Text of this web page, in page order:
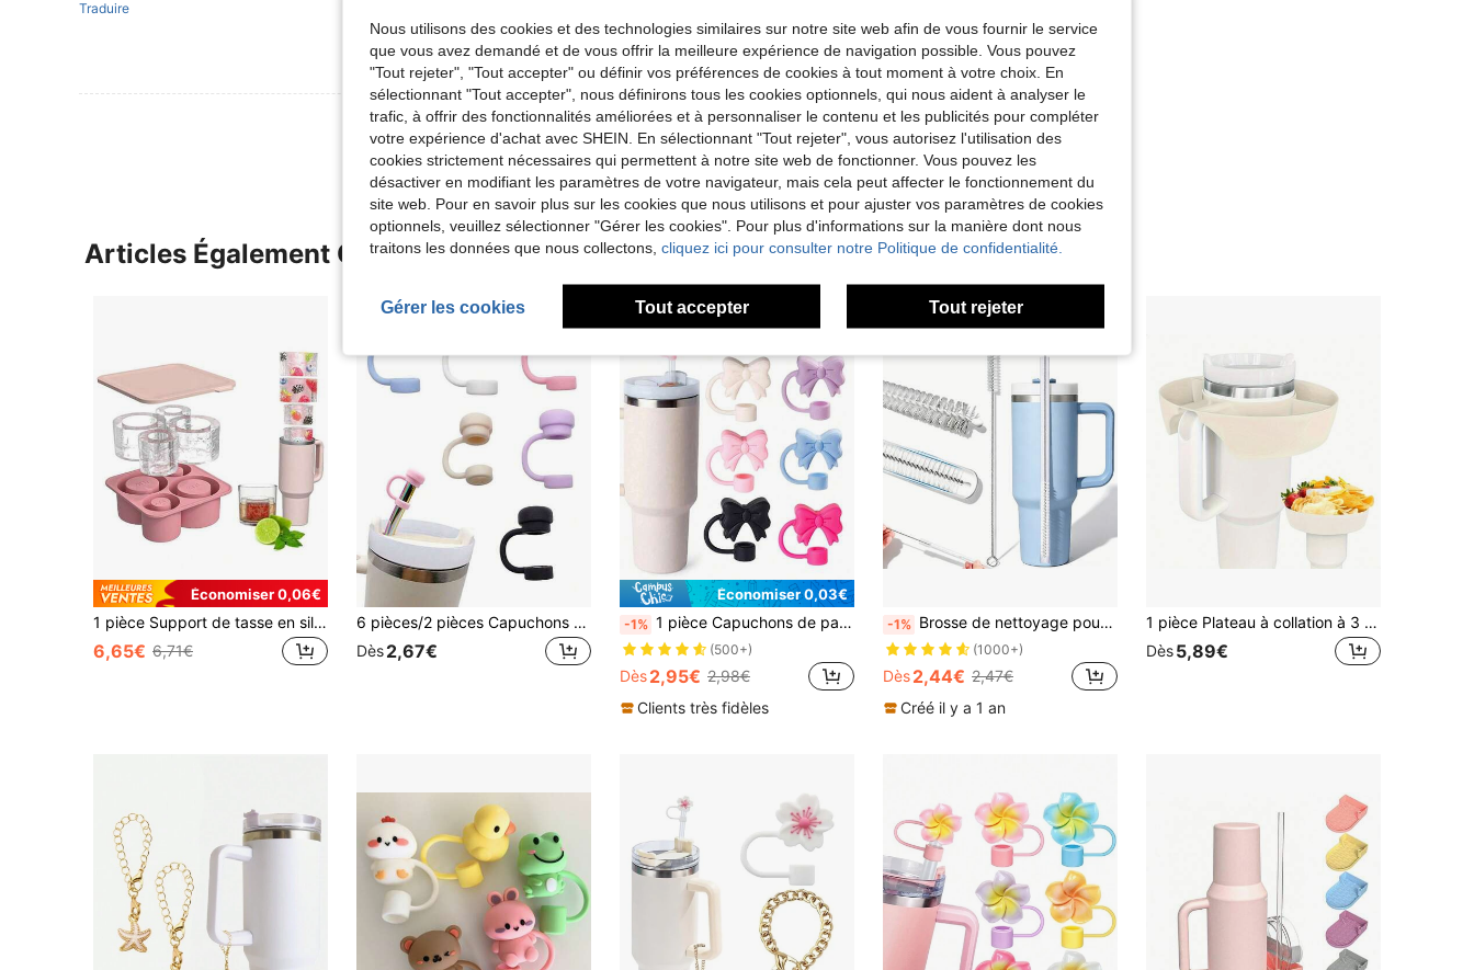
Traduire
Voir Plus D'avis
Articles Également Consultés
Économiser 0,06€
1 pièce Support de tasse en silicone, conçu pour les bouteilles d'eau de sport, options de couleurs multiples avec couvercle ; Bac à glaçons en silicone, fait 4 glaçons cylindriques creux, convient aux tasses de 30-40 oz
6,65€ 6,71€
6 pièces/2 pièces Capuchons de paille réutilisables en silicone, compatibles avec les tasses , anti-déversement, anti-fuite, anti-éclaboussures, anti-poussière, convient pour la rentrée scolaire
Dès2,67€
Économiser 0,03€
-1% 1 pièce Capuchons de paille mignons en forme de nœud 10mm/0,4in en silicone pour gobelets de 30oz & 40oz - Couvre-pailles réutilisables anti-poussière, accessoires de tasse, décoration de nœud, cadeaux de fête, anniversaires, rentrée scolaire
(500+)
Dès2,95€ 2,98€
Clients très fidèles
-1% Brosse de nettoyage pour paille de tasse, nettoyeur de paille réutilisable, convient aux tasses de 40/30/20 oz, nettoyeur de tuyau de 12 mm de diamètre, convient aux bouteilles d'eau et aux pailles
(1000+)
Dès2,44€ 2,47€
Créé il y a 1 an
1 pièce Plateau à collation à 3 compartiments, plateau à collation divisé réutilisable, convient pour le cinéma à domicile, les pique-niques en plein air, les fêtes, les fournitures de fête (adapté aux gobelets de 40 oz), la rentrée scolaire
Dès5,89€
Nous utilisons des cookies et des technologies similaires sur notre site web afin de vous fournir le service
que vous avez demandé et de vous offrir la meilleure expérience de navigation possible. Vous pouvez
"Tout rejeter", "Tout accepter" ou définir vos préférences de cookies à tout moment à votre choix. En
sélectionnant "Tout accepter", nous définirons tous les cookies optionnels, qui nous aident à analyser le
trafic, à offrir des fonctionnalités améliorées et à personnaliser le contenu et les publicités pour compléter
votre expérience d'achat avec SHEIN. En sélectionnant "Tout rejeter", vous autorisez l'utilisation des
cookies strictement nécessaires qui permettent à notre site web de fonctionner. Vous pouvez les
désactiver en modifiant les paramètres de votre navigateur, mais cela peut affecter le fonctionnement du
site web. Pour en savoir plus sur les cookies que nous utilisons et pour ajuster vos paramètres de cookies
optionnels, veuillez sélectionner "Gérer les cookies". Pour plus d'informations sur la manière dont nous
traitons les données que nous collectons, cliquez ici pour consulter notre Politique de confidentialité.
Gérer les cookies Tout accepter Tout rejeter